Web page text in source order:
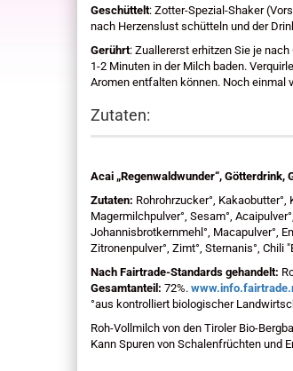
Geschüttelt: Zotter-Spezial-Shaker
nach Herzenslust schütteln und der
Gerührt: Zuallererst erhitzen Sie je
1-2 Minuten in der Milch baden.
Aromen entfalten können. Noch einmal
Zutaten:
Acai „Regenwaldwunder“,
Zutaten: Rohrohrzucker°,
Magermilchpulver°, Sesam°,
Johannisbrotkernmehl°, Macapulver°,
Zitronenpulver°, Zimt°, Sternanis°, Chili
Nach Fairtrade-Standards gehandelt:
Gesamtanteil: 72%.
°aus kontrolliert biologischer
Roh-Vollmilch von den Tiroler Bio-
Kann Spuren von Schalenfrüchten und